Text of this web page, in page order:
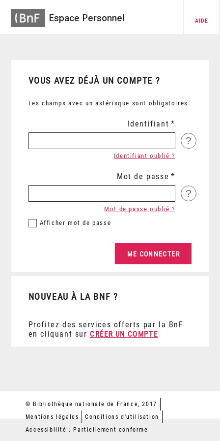
Espace Personnel AIDE
VOUS AVEZ DÉJÀ UN COMPTE ?
Les champs avec un astérisque sont obligatoires.
Identifiant
?
Identifiant oublié ?
Mot de passe
?
Afficher mot de passe
Mot de passe oublié ?
NOUVEAU À LA BNF ?
Profitez des services offerts par la BnF
en cliquant sur CRÉER UN COMPTE
© Bibliothèque nationale de France, 2017
Mentions légales
Conditions d'utilisation
Accessibilité : Partiellement conforme